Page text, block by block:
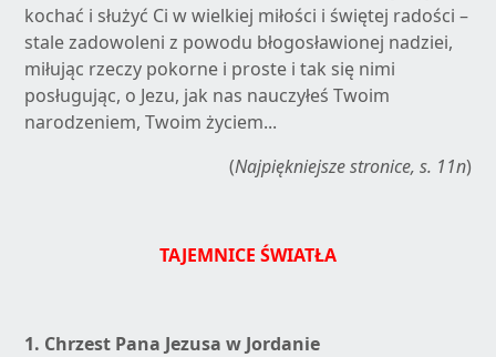
kochać i służyć Ci w wielkiej miłości i świętej radości –
stale zadowoleni z powodu błogosławionej nadziei,
miłując rzeczy pokorne i proste i tak się nimi
posługując, o Jezu, jak nas nauczyłeś Twoim
narodzeniem, Twoim życiem...
(Najpiękniejsze stronice, s. 11n)
TAJEMNICE ŚWIATŁA
1. Chrzest Pana Jezusa w Jordanie